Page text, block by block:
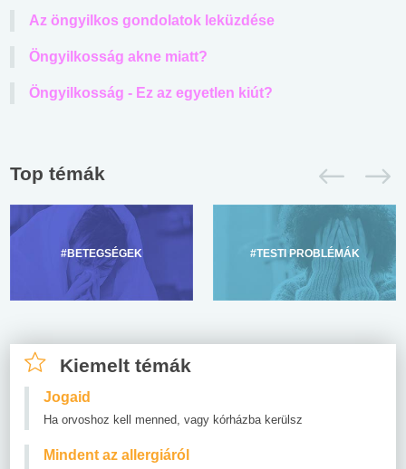
Az öngyilkos gondolatok leküzdése
Öngyilkosság akne miatt?
Öngyilkosság - Ez az egyetlen kiút?
Top témák
#BETEGSÉGEK #TESTI PROBLÉMÁK
Kiemelt témák
Jogaid
Ha orvoshoz kell menned, vagy kórházba kerülsz
Mindent az allergiáról